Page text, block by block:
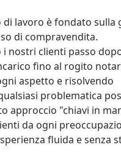
lavoro è fondato sulla
di compravendita.
nostri clienti passo
fino al rogito
aspetto e risolvendo
problematica
approccio "chiavi in
da ogni
fluida e senza